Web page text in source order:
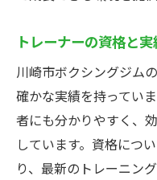
トレーナーの資格と
川崎市ボクシングジム
確かな実績を持ってい
者にも分かりやすく、
しています。資格につ
り、最新のトレーニン